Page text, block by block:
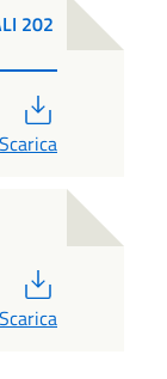
202
Scarica
Scarica